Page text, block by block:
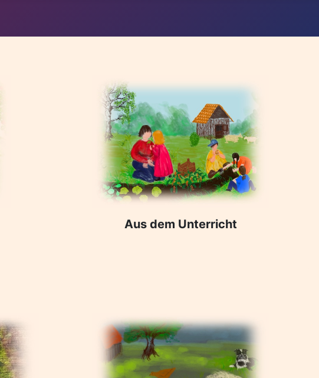
Aus dem Unterricht